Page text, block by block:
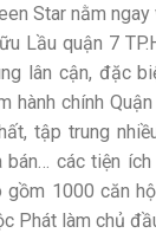
Star nằm
Lầu quận 7
lân cận, đặc
hành chính
tập trung
bán… các tiện
gồm 1000 căn
Phát làm chủ